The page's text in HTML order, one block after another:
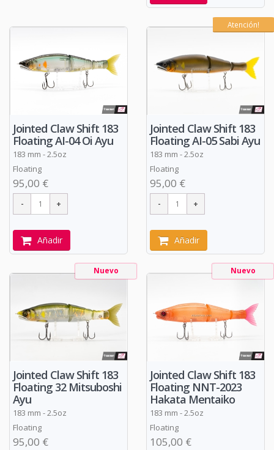
Jointed Claw Shift 183
Floating AI-04 Oi Ayu
183 mm - 2.5oz
Floating
95,00 €
Añadir
Atención!
Jointed Claw Shift 183
Floating AI-05 Sabi Ayu
183 mm - 2.5oz
Floating
95,00 €
Añadir
Nuevo
Jointed Claw Shift 183
Floating 32 Mitsuboshi
Ayu
183 mm - 2.5oz
Floating
95,00 €
Nuevo
Jointed Claw Shift 183
Floating NNT-2023
Hakata Mentaiko
183 mm - 2.5oz
Floating
105,00 €